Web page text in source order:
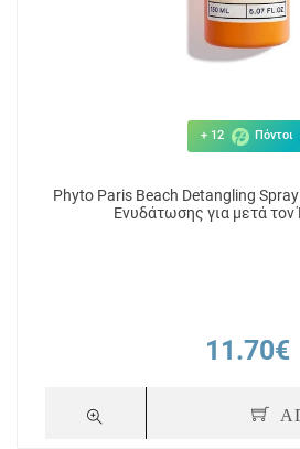
+ 12 Πόντοι
Phyto Paris Beach Detangling
Ενυδάτωσης για μετά τον
11.70€